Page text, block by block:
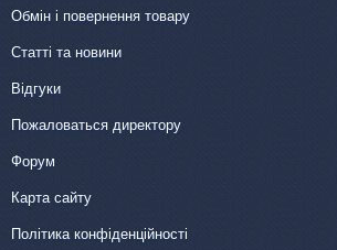
Обмін і повернення товару
Статті та новини
Відгуки
Пожаловаться директору
Форум
Карта сайту
Політика конфіденційності